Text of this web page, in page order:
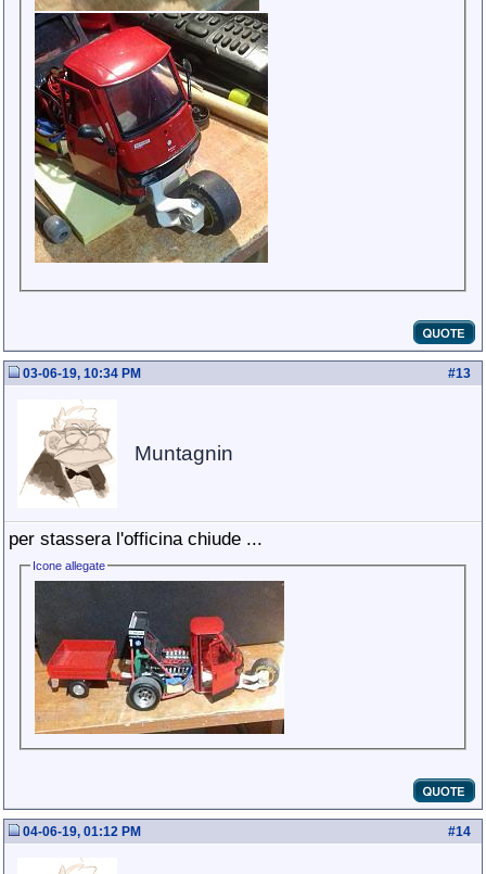
#13
03-06-19, 10:34 PM
Muntagnin
per stassera l'officina chiude ...
Icone allegate
#14
04-06-19, 01:12 PM